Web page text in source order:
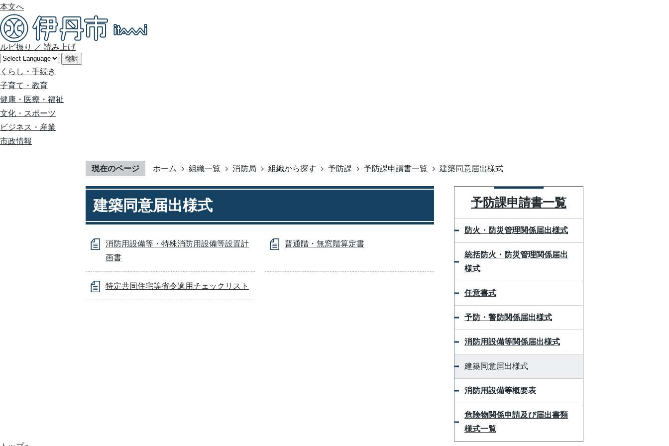
本文へ
ルビ振り ／ 読み上げ
翻訳
くらし・手続き
子育て・教育
健康・医療・福祉
文化・スポーツ
ビジネス・産業
市政情報
現在のページ ホーム 組織一覧 消防局 組織から探す 予防課 予防課申請書一覧 建築同意届出様式
建築同意届出様式
消防用設備等・特殊消防用設備等設置計
画書
普通階・無窓階算定書
特定共同住宅等省令適用チェックリスト
予防課申請書一覧
防火・防災管理関係届出様式
統括防火・防災管理関係届出
様式
任意書式
予防・警防関係届出様式
消防用設備等関係届出様式
建築同意届出様式
消防用設備等概要表
危険物関係申請及び届出書類
様式一覧